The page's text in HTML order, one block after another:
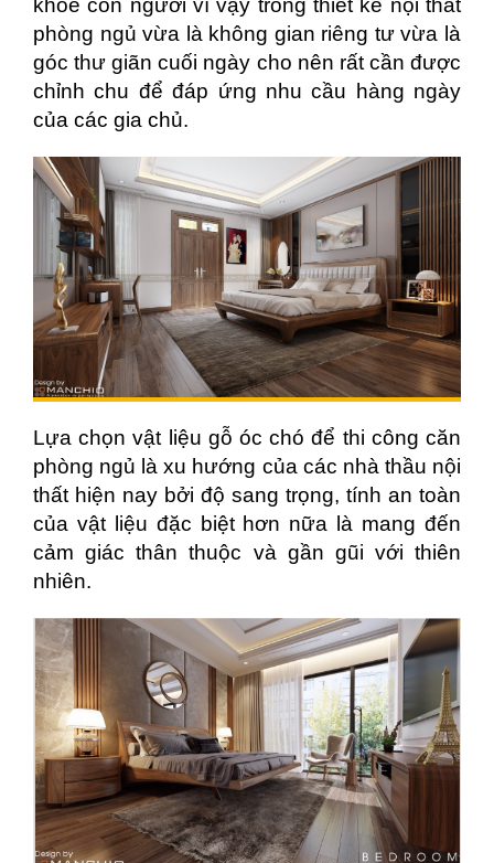
khỏe con người vì vậy trong thiết kế nội thất
phòng ngủ vừa là không gian riêng tư vừa là
góc thư giãn cuối ngày cho nên rất cần được
chỉnh chu để đáp ứng nhu cầu hàng ngày
của các gia chủ.
Lựa chọn vật liệu gỗ óc chó để thi công căn
phòng ngủ là xu hướng của các nhà thầu nội
thất hiện nay bởi độ sang trọng, tính an toàn
của vật liệu đặc biệt hơn nữa là mang đến
cảm giác thân thuộc và gần gũi với thiên
nhiên.